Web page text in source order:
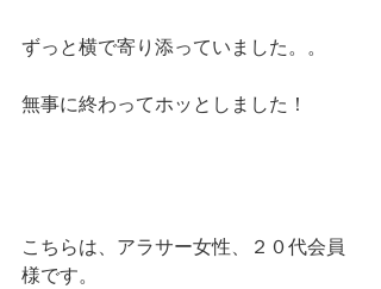
ずっと横で寄り添っていました。。
無事に終わってホッとしました！
こちらは、アラサー女性、２０代会員
様です。